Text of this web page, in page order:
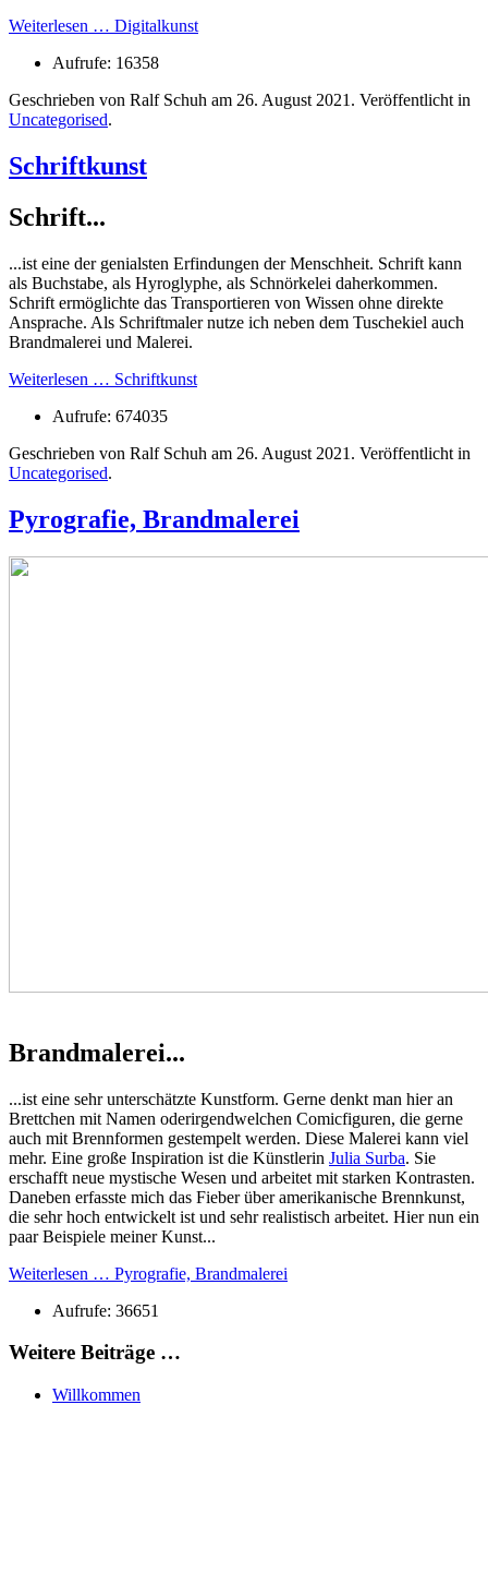
Weiterlesen … Digitalkunst
Aufrufe: 16358
Geschrieben von Ralf Schuh am 26. August 2021 . Veröffentlicht in
Uncategorised.
Schriftkunst
Schrift...
...ist eine der genialsten Erfindungen der Menschheit. Schrift kann
als Buchstabe, als Hyroglyphe, als Schnörkelei daherkommen.
Schrift ermöglichte das Transportieren von Wissen ohne direkte
Ansprache. Als Schriftmaler nutze ich neben dem Tuschekiel auch
Brandmalerei und Malerei.
Weiterlesen … Schriftkunst
Aufrufe: 674035
Geschrieben von Ralf Schuh am 26. August 2021 . Veröffentlicht in
Uncategorised.
Pyrografie, Brandmalerei
Brandmalerei...
...ist eine sehr unterschätzte Kunstform. Gerne denkt man hier an
Brettchen mit Namen oderirgendwelchen Comicfiguren, die gerne
auch mit Brennformen gestempelt werden. Diese Malerei kann viel
mehr. Eine große Inspiration ist die Künstlerin Julia Surba. Sie
erschafft neue mystische Wesen und arbeitet mit starken Kontrasten.
Daneben erfasste mich das Fieber über amerikanische Brennkunst,
die sehr hoch entwickelt ist und sehr realistisch arbeitet. Hier nun ein
paar Beispiele meiner Kunst...
Weiterlesen … Pyrografie, Brandmalerei
Aufrufe: 36651
Weitere Beiträge …
Willkommen